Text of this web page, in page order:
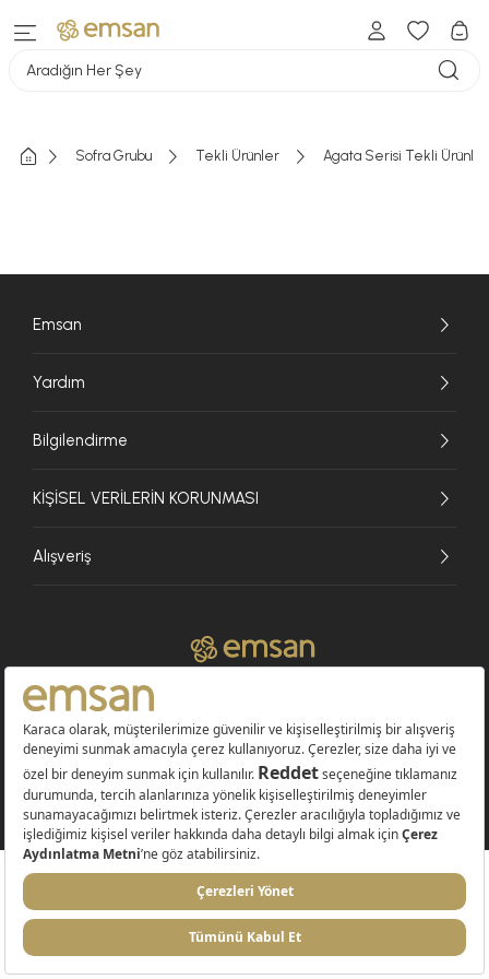
Aradığın Her Şey
Sofra Grubu Tekli Ürünler Agata Serisi Tekli Ürünler
Emsan
Yardım
Bilgilendirme
KİŞİSEL VERİLERİN KORUNMASI
Alışveriş
© 2026 EMSAN A.Ş. Tüm Hakları Saklıdır